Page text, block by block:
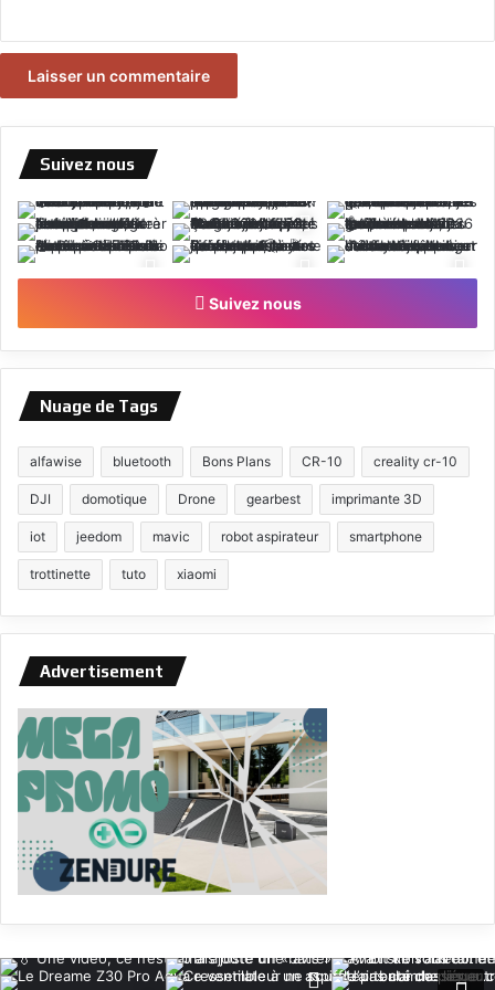
Suivez nous
Suivez nous
Nuage de Tags
alfawise bluetooth Bons Plans CR-10 creality cr-10
DJI domotique Drone gearbest imprimante 3D
iot jeedom mavic robot aspirateur smartphone
trottinette tuto xiaomi
Advertisement